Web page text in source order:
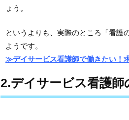
ょう。
というよりも、実際のところ「看護
ようです。
≫デイサービス看護師で働きたい！
2.デイサービス看護師